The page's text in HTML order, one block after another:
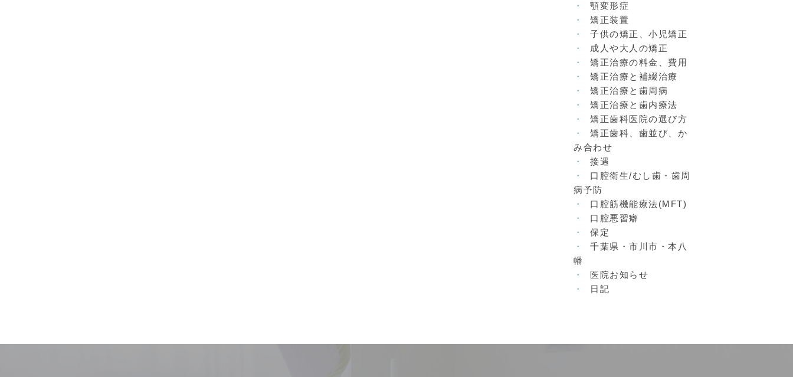
顎変形症
矯正装置
子供の矯正、小児矯正
成人や大人の矯正
矯正治療の料金、費用
矯正治療と補綴治療
矯正治療と歯周病
矯正治療と歯内療法
矯正歯科医院の選び方
矯正歯科、歯並び、か
み合わせ
接遇
口腔衛生/むし歯・歯周
病予防
口腔筋機能療法(MFT)
口腔悪習癖
保定
千葉県・市川市・本八
幡
医院お知らせ
日記